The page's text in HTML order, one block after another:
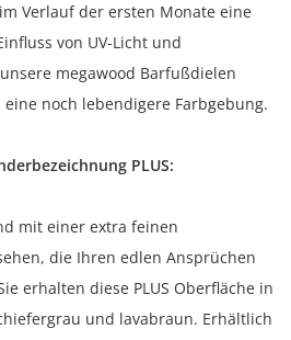
Verlauf der ersten Monate eine
von UV-Licht und
megawood Barfußdielen
noch lebendigere Farbgebung.
PLUS:
mit einer extra feinen
die Ihren edlen Ansprüchen
erhalten diese PLUS Oberfläche in
und lavabraun. Erhältlich